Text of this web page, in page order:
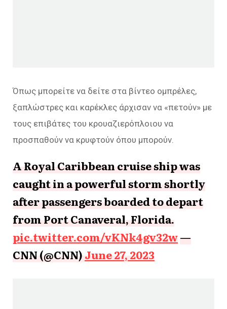
Όπως μπορείτε να δείτε στα βίντεο ομπρέλες,
ξαπλώστρες και καρέκλες άρχισαν να «πετούν» με
τους επιβάτες του κρουαζιερόπλοιου να
προσπαθούν να κρυφτούν όπου μπορούν.
A Royal Caribbean cruise ship was
caught in a powerful storm shortly
after passengers boarded to depart
from Port Canaveral, Florida.
pic.twitter.com/vKNk4gv32w—
CNN (@CNN)June 27, 2023